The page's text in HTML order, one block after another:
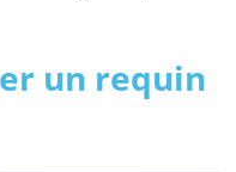
un requin